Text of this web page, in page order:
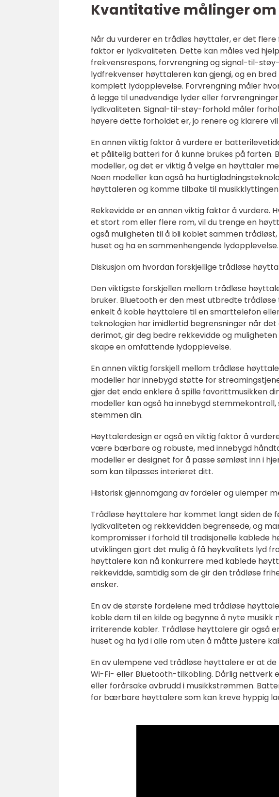
Kvantitative målinger
Når du vurderer en trådløs høyttaler, er det
faktor er lydkvaliteten. Dette kan måles ved
frekvensrespons, forvrengning og signal-til-
lydfrekvenser høyttaleren kan gjengi, og en
komplett lydopplevelse. Forvrengning måler
å legge til unødvendige lyder eller
lydkvaliteten. Signal-til-støy-forhold måler
høyere dette forholdet er, jo renere og klarere
En annen viktig faktor å vurdere er
et pålitelig batteri for å kunne brukes på farten.
modeller, og det er viktig å velge en høyttaler
Noen modeller kan også ha
høyttaleren og komme tilbake til
Rekkevidde er en annen viktig faktor å vurdere.
et stort rom eller flere rom, vil du trenge en
også muligheten til å bli koblet sammen
huset og ha en sammenhengende lydopplevelse.
Diskusjon om hvordan forskjellige trådløse
Den viktigste forskjellen mellom trådløse
bruker. Bluetooth er den mest utbredte
enkelt å koble høyttalere til en smarttelefon
teknologien har imidlertid begrensninger når
derimot, gir deg bedre rekkevidde og
skape en omfattende lydopplevelse.
En annen viktig forskjell mellom trådløse
modeller har innebygd støtte for
gjør det enda enklere å spille favorittmusikken
modeller kan også ha innebygd
stemmen din.
Høyttalerdesign er også en viktig faktor å
være bærbare og robuste, med innebygd
modeller er designet for å passe sømløst inn i
som kan tilpasses interiøret ditt.
Historisk gjennomgang av fordeler og ulemper
Trådløse høyttalere har kommet langt siden de
lydkvaliteten og rekkevidden begrensede, og
kompromisser i forhold til tradisjonelle kablede
utviklingen gjort det mulig å få høykvalitets lyd
høyttalere kan nå konkurrere med kablede
rekkevidde, samtidig som de gir den trådløse
ønsker.
En av de største fordelene med trådløse
koble dem til en kilde og begynne å nyte
irriterende kabler. Trådløse høyttalere gir også
huset og ha lyd i alle rom uten å måtte justere
En av ulempene ved trådløse høyttalere er at
Wi-Fi- eller Bluetooth-tilkobling. Dårlig nettverk
eller forårsake avbrudd i musikkstrømmen.
for bærbare høyttalere som kan kreve hyppig